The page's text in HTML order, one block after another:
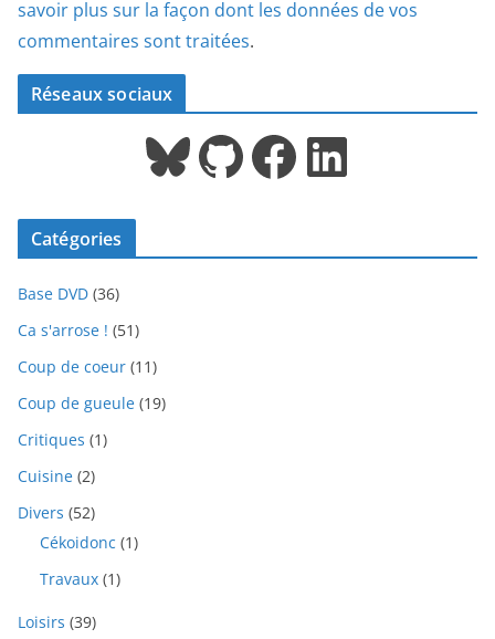
savoir plus sur la façon dont les données de vos
commentaires sont traitées.
Réseaux sociaux
Bluesky GitHub Facebook LinkedIn
Catégories
Base DVD (36)
Ca s'arrose ! (51)
Coup de coeur (11)
Coup de gueule (19)
Critiques (1)
Cuisine (2)
Divers (52)
Cékoidonc (1)
Travaux (1)
Loisirs (39)